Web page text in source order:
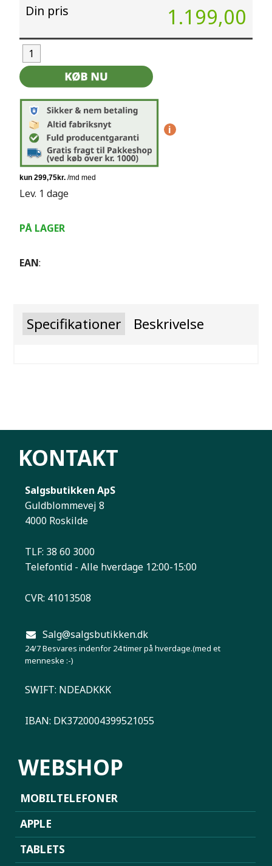
Din pris 1.199,00
i
Lev. 1 dage
PÅ LAGER
EAN:
Specifikationer Beskrivelse
KONTAKT
Salgsbutikken ApS
Guldblommevej 8
4000 Roskilde
TLF: 38 60 3000
Telefontid - Alle hverdage 12:00-15:00
CVR: 41013508
Salg@salgsbutikken.dk
24/7 Besvares indenfor 24 timer på hverdage.(med et
menneske :-)
SWIFT: NDEADKKK
IBAN: DK3720004399521055
WEBSHOP
MOBILTELEFONER
APPLE
TABLETS